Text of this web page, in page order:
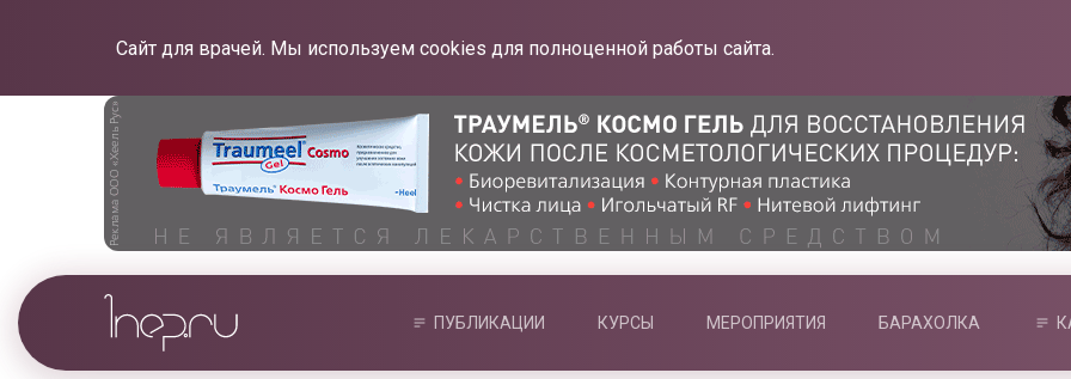
Сайт для врачей. Мы используем cookies для полноценной работы сайта.
ПУБЛИКАЦИИ КУРСЫ МЕРОПРИЯТИЯ БАРАХОЛКА